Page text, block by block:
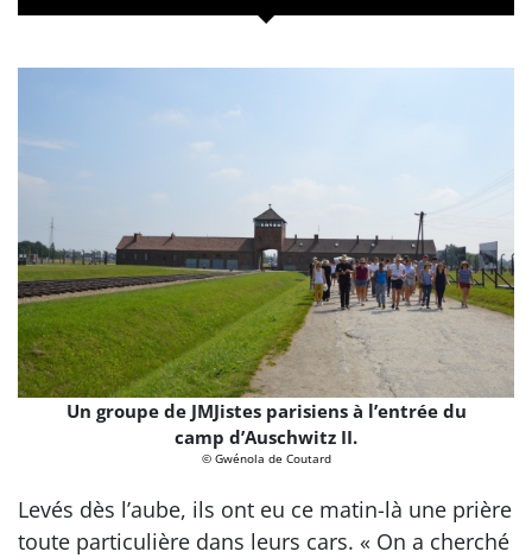
Un groupe de JMJistes parisiens à l’entrée du
camp d’Auschwitz II.
© Gwénola de Coutard
Levés dès l’aube, ils ont eu ce matin-là une prière
toute particulière dans leurs cars. « On a cherché